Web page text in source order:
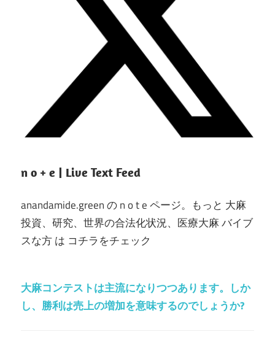
n o + e | Live Text Feed
anandamide.green の n o t e ページ。もっと 大麻
投資、研究、世界の合法化状況、医療大麻 バイブ
スな方 は コチラをチェック
大麻コンテストは主流になりつつあります。しか
し、勝利は売上の増加を意味するのでしょうか?